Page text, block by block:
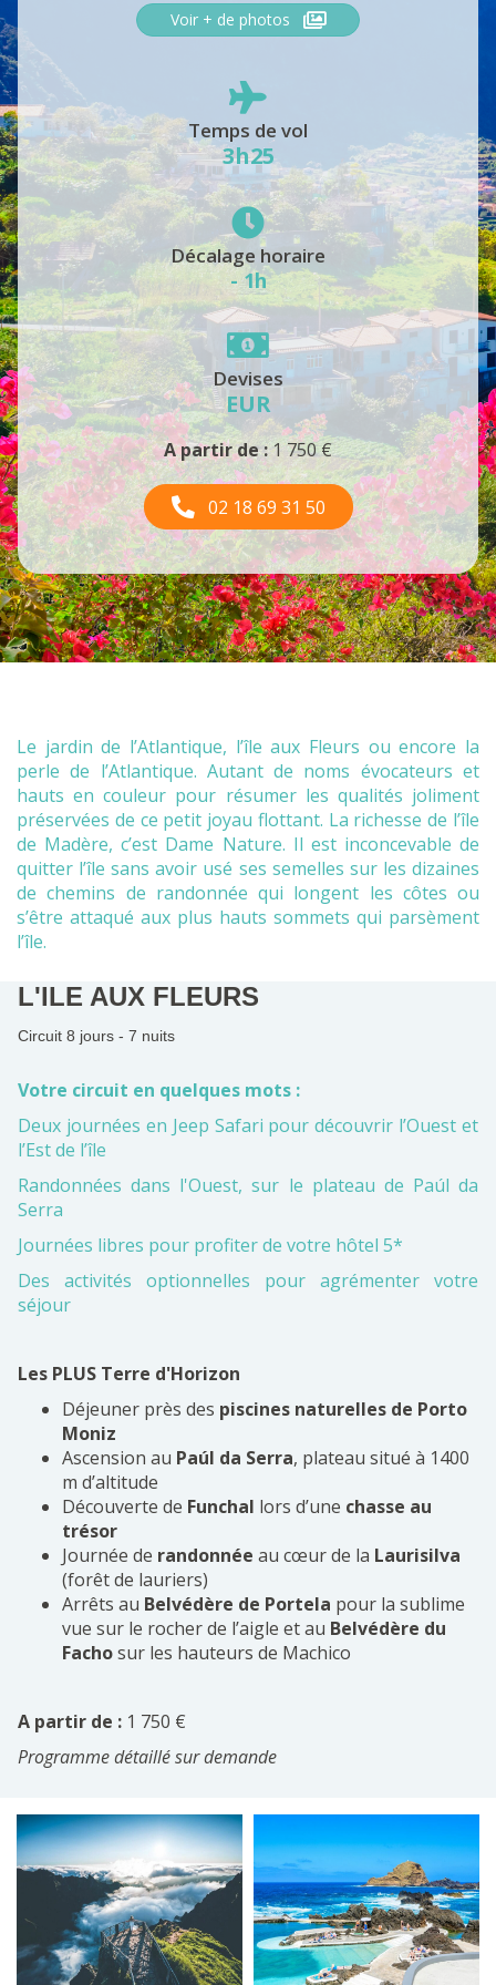
Voir + de photos
Temps de vol
3h25
Décalage horaire
- 1h
Devises
EUR
A partir de :1 750 €
02 18 69 31 50
Le jardin de l’Atlantique, l’île aux Fleurs ou encore la
perle de l’Atlantique. Autant de noms évocateurs et
hauts en couleur pour résumer les qualités joliment
préservées de ce petit joyau flottant. La richesse de l’île
de Madère, c’est Dame Nature. Il est inconcevable de
quitter l’île sans avoir usé ses semelles sur les dizaines
de chemins de randonnée qui longent les côtes ou
s’être attaqué aux plus hauts sommets qui parsèment
l’île.
L'ILE AUX FLEURS
Circuit 8 jours - 7 nuits
Votre circuit en quelques mots :
Deux journées en Jeep Safari pour découvrir l’Ouest et
l’Est de l’île
Randonnées dans l'Ouest, sur le plateau de Paúl da
Serra
Journées libres pour profiter de votre hôtel 5*
Des activités optionnelles pour agrémenter votre
séjour
Les PLUS Terre d'Horizon
Déjeuner près des piscines naturelles de Porto
Moniz
Ascension au Paúl da Serra, plateau situé à 1400
m d’altitude
Découverte de Funchal lors d’une chasse au
trésor
Journée de randonnée au cœur de la Laurisilva
(forêt de lauriers)
Arrêts au Belvédère de Portela pour la sublime
vue sur le rocher de l’aigle et au Belvédère du
Fachosur les hauteurs de Machico
A partir de : 1 750 €
Programme détaillé sur demande